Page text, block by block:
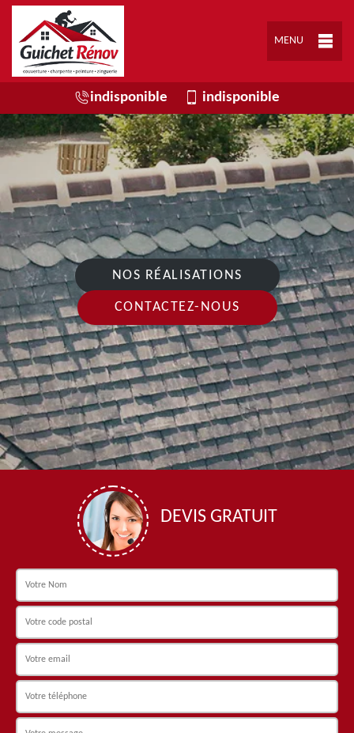
MENU
indisponible indisponible
NOS RÉALISATIONS
CONTACTEZ-NOUS
DEVIS GRATUIT